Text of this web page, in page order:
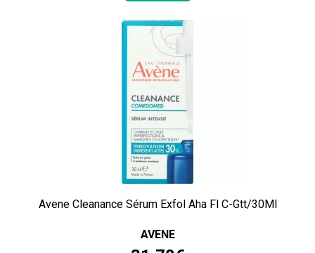
Avene Cleanance Sérum Exfol Aha Fl C-Gtt/30Ml
AVENE